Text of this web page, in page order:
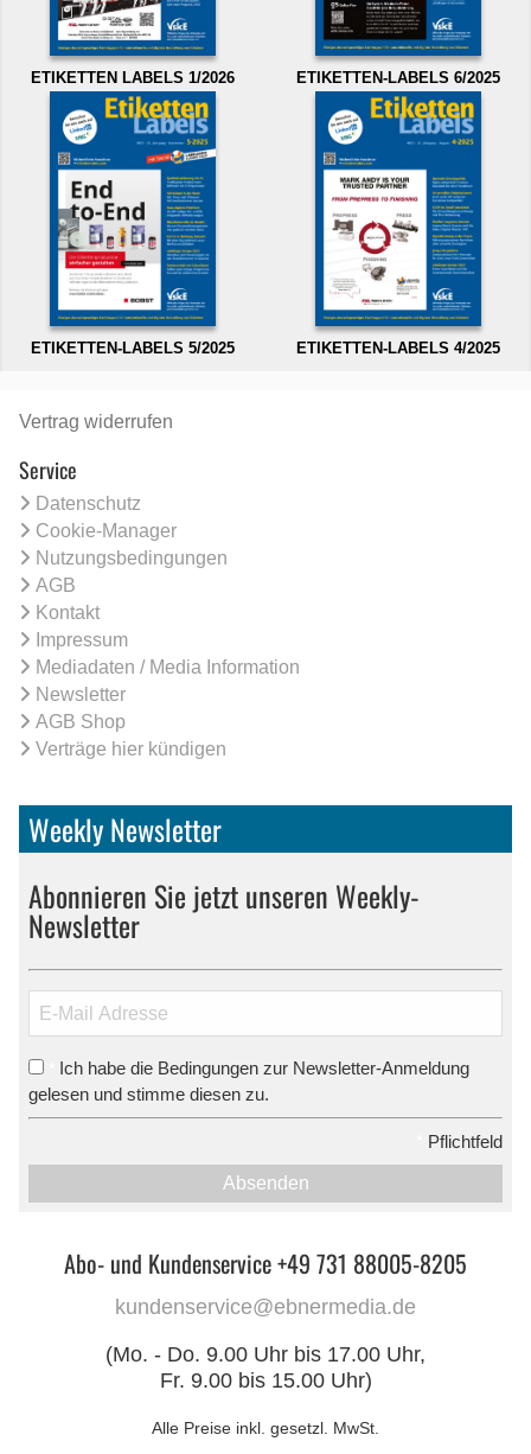
ETIKETTEN LABELS 1/2026 ETIKETTEN-LABELS 6/2025
ETIKETTEN-LABELS 5/2025 ETIKETTEN-LABELS 4/2025
Vertrag widerrufen
Service
Datenschutz
Cookie-Manager
Nutzungsbedingungen
AGB
Kontakt
Impressum
Mediadaten / Media Information
Newsletter
AGB Shop
Verträge hier kündigen
Weekly Newsletter
Abonnieren Sie jetzt unseren Weekly-
Newsletter
Ich habe die Bedingungen zur Newsletter-Anmeldung
gelesen und stimme diesen zu.
Pflichtfeld
Absenden
Abo- und Kundenservice +49 731 88005-8205
kundenservice@ebnermedia.de
(Mo. - Do. 9.00 Uhr bis 17.00 Uhr,
Fr. 9.00 bis 15.00 Uhr)
Alle Preise inkl. gesetzl. MwSt.